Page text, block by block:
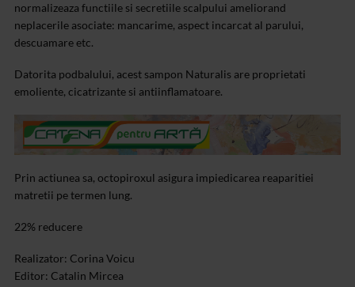
normalizeaza functiile si secretiile scalpului ameliorand
neplacerile asociate: mancarime, aspect incarcat al parului,
descuamare etc.
Datorita podbalului, acest sampon Naturalis are proprietati
emoliente, cicatrizante si antiinflamatoare.
Prin actiunea sa, octopiroxul asigura impiedicarea reaparitiei
matretii pe termen lung.
22% reducere
Realizator: Corina Voicu
Editor: Catalin Mircea